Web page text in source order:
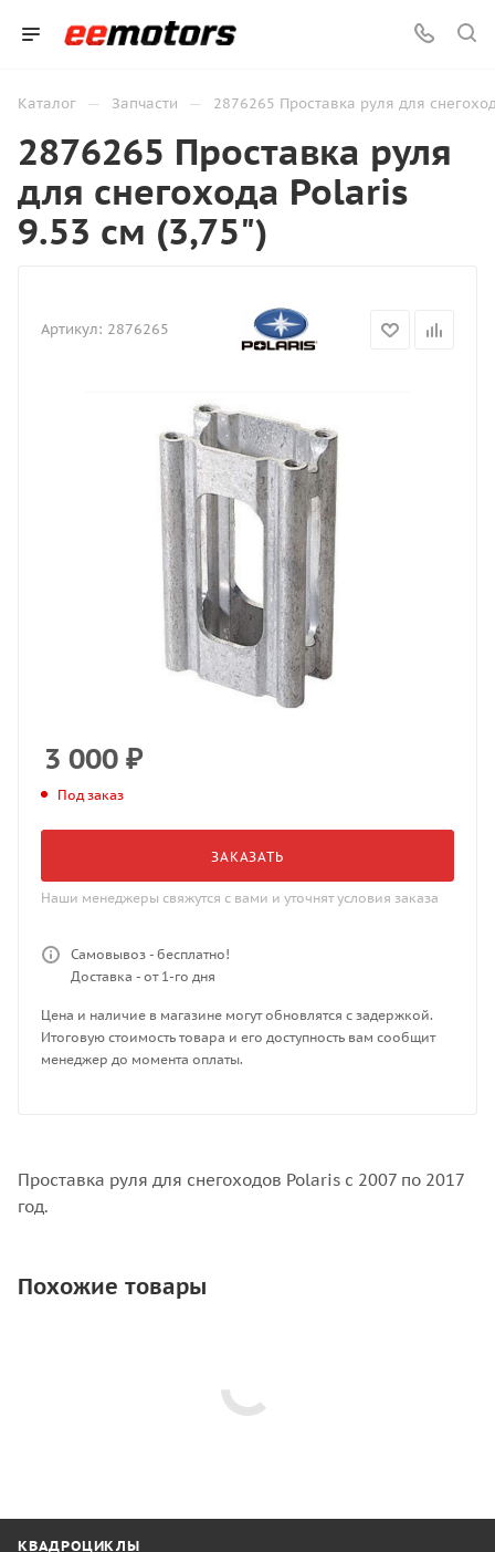
Каталог — Запчасти — 2876265 Проставка руля для
2876265 Проставка руля
для снегохода Polaris
9.53 см (3,75")
Артикул: 2876265
3 000 ₽
Под заказ
ЗАКАЗАТЬ
Наши менеджеры свяжутся с вами и уточнят условия заказа
Самовывоз - бесплатно!
Доставка - от 1-го дня
Цена и наличие в магазине могут обновлятся с задержкой.
Итоговую стоимость товара и его доступность вам сообщит
менеджер до момента оплаты.
Проставка руля для снегоходов Polaris с 2007 по 2017
год.
Похожие товары
КВАДРОЦИКЛЫ